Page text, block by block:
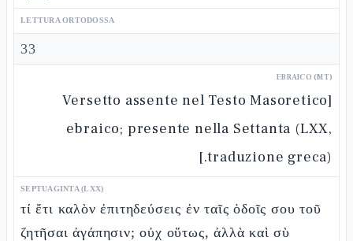
LETTURA ORTODOSSA
33
EBRAICO (MT)
[Versetto assente nel Testo Masoretico
ebraico; presente nella Settanta (LXX,
traduzione greca).]
SEPTUAGINTA (LXX)
τί ἔτι καλὸν ἐπιτηδεύσεις ἐν ταῖς ὁδοῖς σου τοῦ
ζητῆσαι ἀγάπησιν; οὐχ οὕτως, ἀλλὰ καὶ σὺ